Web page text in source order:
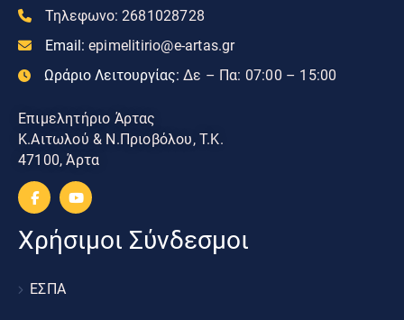
Τηλεφωνο: 2681028728
Email: epimelitirio@e-artas.gr
Ωράριο Λειτουργίας: Δε – Πα: 07:00 – 15:00
Επιμελητήριο Άρτας
Κ.Αιτωλού & Ν.Πριοβόλου, Τ.Κ.
47100, Άρτα
Χρήσιμοι Σύνδεσμοι
ΕΣΠΑ